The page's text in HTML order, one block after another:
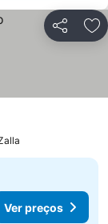
Partilhar
Ver preços